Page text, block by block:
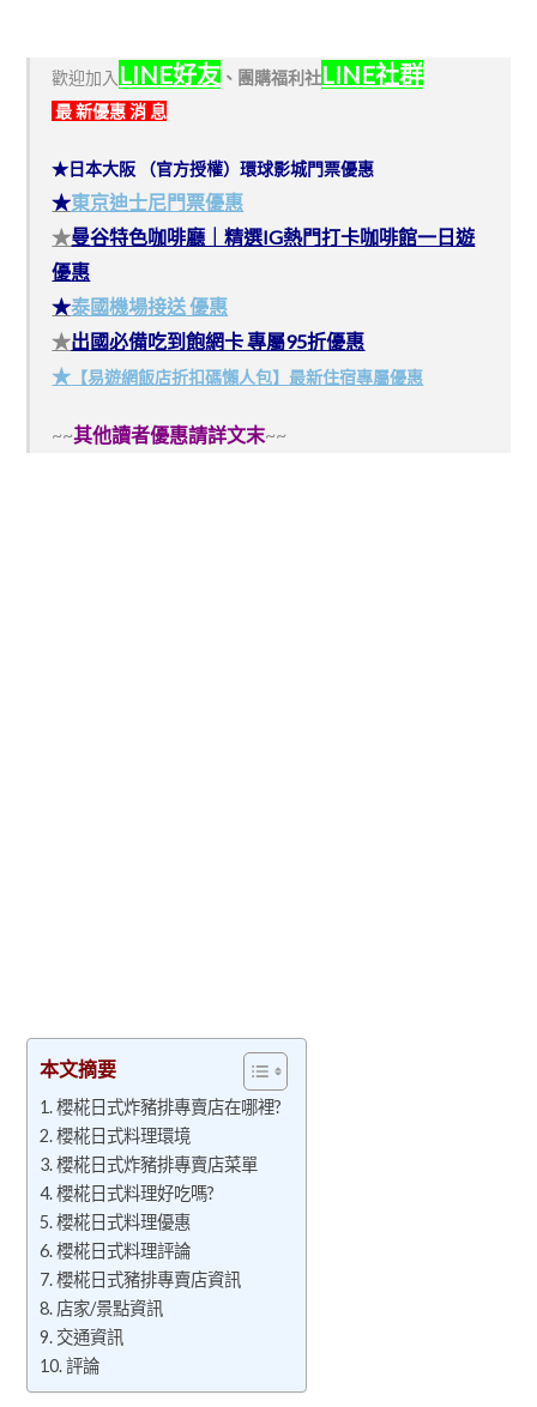
歡迎加入 LINE好友 、 團購福利社LINE社群
最 新優惠 消 息
★日本大阪 （官方授權）環球影城門票優惠
★東京迪士尼門票優惠
★曼谷特色咖啡廳｜精選IG熱門打卡咖啡館一日遊
優惠
★泰國機場接送 優惠
★出國必備吃到飽網卡 專屬95折優惠
★ 【易遊網飯店折扣碼懶人包】最新住宿專屬優惠
~~其他讀者優惠請詳文末~~
本文摘要
櫻椛日式炸豬排專賣店在哪裡?
櫻椛日式料理環境
櫻椛日式炸豬排專賣店菜單
櫻椛日式料理好吃嗎?
櫻椛日式料理優惠
櫻椛日式料理評論
櫻椛日式豬排專賣店資訊
店家/景點資訊
交通資訊
評論